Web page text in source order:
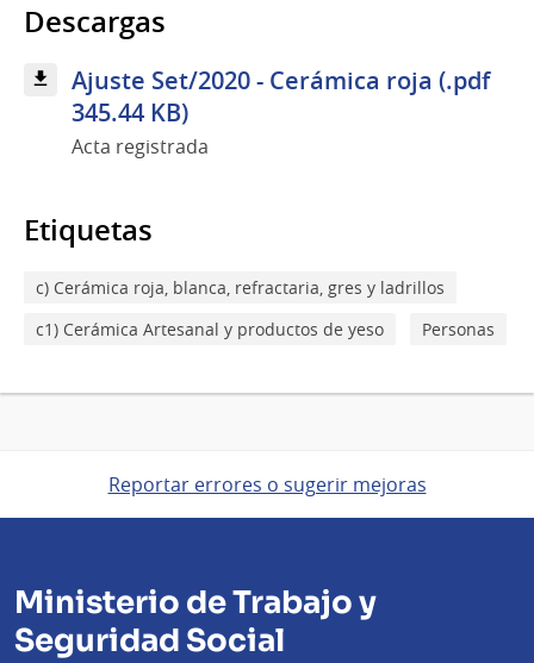
Descargas
Ajuste Set/2020 - Cerámica roja (.pdf
345.44 KB)
Acta registrada
Etiquetas
c) Cerámica roja, blanca, refractaria, gres y ladrillos
c1) Cerámica Artesanal y productos de yeso
Personas
Reportar errores o sugerir mejoras
Ministerio de Trabajo y
Seguridad Social